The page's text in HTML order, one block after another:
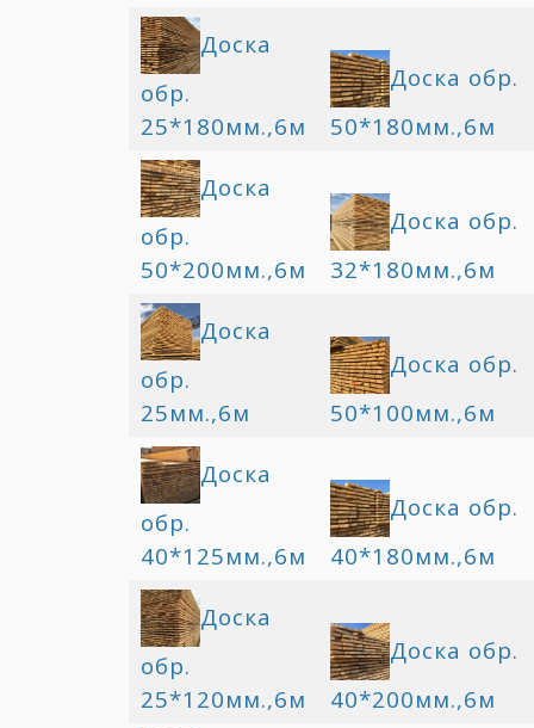
Доска
обр.
25*180мм.,6м
Доска обр.
50*180мм.,6м
Доска
обр.
50*200мм.,6м
Доска обр.
32*180мм.,6м
Доска
обр.
25мм.,6м
Доска обр.
50*100мм.,6м
Доска
обр.
40*125мм.,6м
Доска обр.
40*180мм.,6м
Доска
обр.
25*120мм.,6м
Доска обр.
40*200мм.,6м